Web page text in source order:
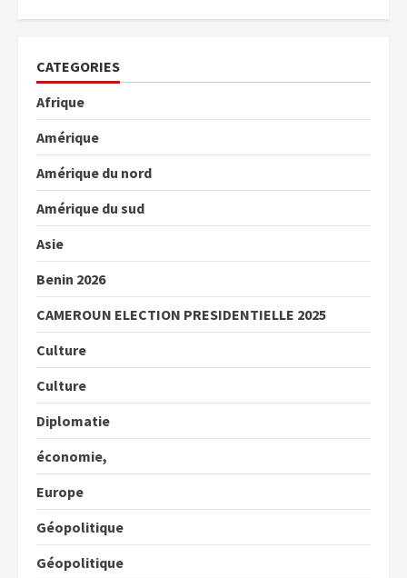
CATEGORIES
Afrique
Amérique
Amérique du nord
Amérique du sud
Asie
Benin 2026
CAMEROUN ELECTION PRESIDENTIELLE 2025
Culture
Culture
Diplomatie
économie,
Europe
Géopolitique
Géopolitique